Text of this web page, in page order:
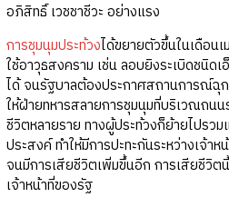
อภิสิทธิ์ เวชชาชีวะ อย่างแรง
การชุมนุมประท้วงได้ขยายตัวขึ้นในเดือน
ใช้อาวุธสงคราม เช่น ลอบยิงระเบิดชนิด
ได้ จนรัฐบาลต้องประกาศสถานการณ์ฉุก
ให้ฝ่ายทหารสลายการชุมนุมที่บริเวณถนน
ชีวิตหลายราย ทางผู้ประท้วงก็ย้ายไปรว
ประสงค์ ทำให้มีการปะทะกันระหว่างเจ้า
จนมีการเสียชีวิตเพิ่มขึ้นอีก การเสียชีวิต
เจ้าหน้าที่ของรัฐ